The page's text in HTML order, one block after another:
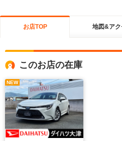
お店TOP 地図&アク
このお店の在庫
NEW